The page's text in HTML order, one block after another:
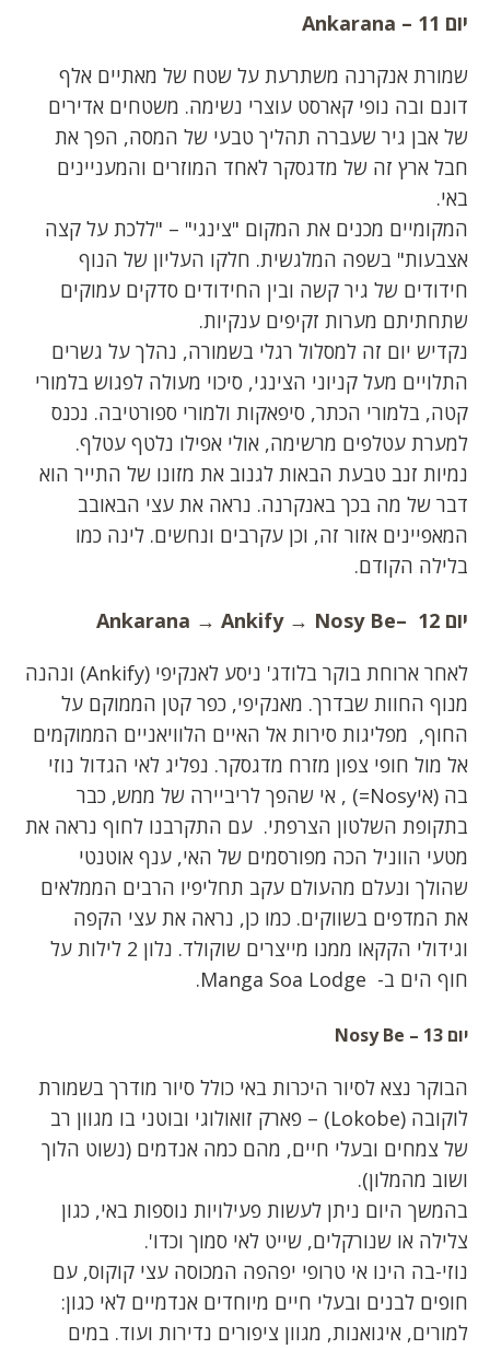
יום 11 –
Ankarana
שמורת אנקרנה משתרעת על שטח של מאתיים אלף
דונם ובה נופי קארסט עוצרי נשימה. משטחים אדירים
של אבן גיר שעברה תהליך טבעי של המסה, הפך את
חבל ארץ זה של מדגסקר לאחד המוזרים והמעניינים
באי.
המקומיים מכנים את המקום "צינגי" – "ללכת על קצה
אצבעות" בשפה המלגשית. חלקו העליון של הנוף
חידודים של גיר קשה ובין החידודים סדקים עמוקים
שתחתיתם מערות זקיפים ענקיות.
נקדיש יום זה למסלול רגלי בשמורה, נהלך על גשרים
התלויים מעל קניוני הצינגי, סיכוי מעולה לפגוש בלמורי
קטה, בלמורי הכתר, סיפאקות ולמורי ספורטיבה. נכנס
למערת עטלפים מרשימה, אולי אפילו נלטף עטלף.
נמיות זנב טבעת הבאות לגנוב את מזונו של התייר הוא
דבר של מה בכך באנקרנה. נראה את עצי הבאובב
המאפיינים אזור זה, וכן עקרבים ונחשים. לינה כמו
בלילה הקודם.
יום 12 –
Ankarana → Ankify → Nosy Be
לאחר ארוחת בוקר בלודג' ניסע לאנקיפי (Ankify) ונהנה
מנוף החוות שבדרך. מאנקיפי, כפר קטן הממוקם על
החוף, מפליגות סירות אל האיים הלוויאניים הממוקמים
אל מול חופי צפון מזרח מדגסקר. נפליג לאי הגדול נוזי
בה (איNosy=) , אי שהפך לריביירה של ממש, כבר
בתקופת השלטון הצרפתי. עם התקרבנו לחוף נראה את
מטעי הווניל הכה מפורסמים של האי, ענף אוטנטי
שהולך ונעלם מהעולם עקב תחליפיו הרבים הממלאים
את המדפים בשווקים. כמו כן, נראה את עצי הקפה
וגידולי הקקאו ממנו מייצרים שוקולד. נלון 2 לילות על
חוף הים ב- Manga Soa Lodge.
יום 13 – Nosy Be
הבוקר נצא לסיור היכרות באי כולל סיור מודרך בשמורת
לוקובה (Lokobe) – פארק זואולוגי ובוטני בו מגוון רב
של צמחים ובעלי חיים, מהם כמה אנדמים (נשוט הלוך
ושוב מהמלון).
בהמשך היום ניתן לעשות פעילויות נוספות באי, כגון
צלילה או שנורקלים, שייט לאי סמוך וכדו'.
נוזי-בה הינו אי טרופי יפהפה המכוסה עצי קוקוס, עם
חופים לבנים ובעלי חיים מיוחדים אנדמיים לאי כגון:
למורים, איגואנות, מגוון ציפורים נדירות ועוד. במים